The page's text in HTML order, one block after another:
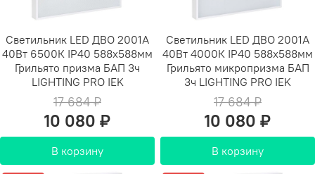
Светильник LED ДВО 2001A
40Вт 6500К IP40 588х588мм
Грильято призма БАП 3ч
LIGHTING PRO IEK
17 684 ₽
10 080 ₽
В корзину
Светильник LED ДВО 2001A
40Вт 4000К IP40 588х588мм
Грильято микропризма БАП
3ч LIGHTING PRO IEK
17 684 ₽
10 080 ₽
В корзину